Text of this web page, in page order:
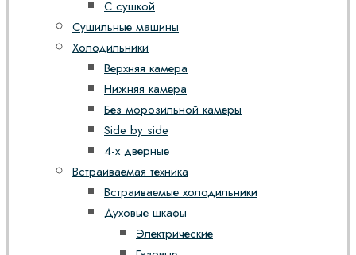
С сушкой
Сушильные машины
Холодильники
Верхняя камера
Нижняя камера
Без морозильной камеры
Side by side
4-х дверные
Встраиваемая техника
Встраиваемые холодильники
Духовые шкафы
Электрические